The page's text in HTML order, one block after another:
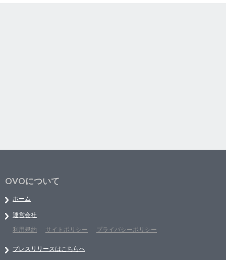
OVOについて
ホーム
運営会社
利用規約
サイトポリシー プライバシーポリシー
プレスリリースはこちらへ